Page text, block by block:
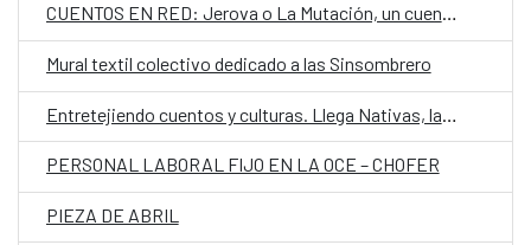
CUENTOS EN RED: Jerova o La Mutación, un cuento de Estela Asilvera en guaraní.
Mural textil colectivo dedicado a las Sinsombrero
PERSONAL LABORAL FIJO EN LA OCE – CHOFER
PIEZA DE ABRIL